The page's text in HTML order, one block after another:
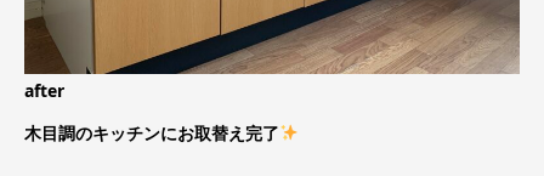
after
木目調のキッチンにお取替え完了